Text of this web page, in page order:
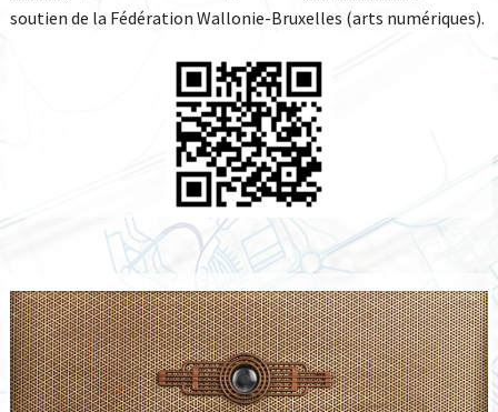
soutien de la Fédération Wallonie-Bruxelles (arts numériques).